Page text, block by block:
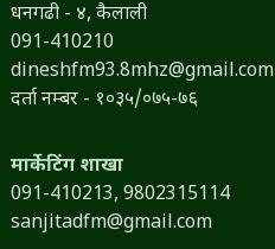
धनगढी - ४, कैलाली
091-410210
dineshfm93.8mhz@gmail.com
दर्ता नम्बर - १०३५/०७५-७६
मार्केटिंग शाखा
091-410213, 9802315114
sanjitadfm@gmail.com